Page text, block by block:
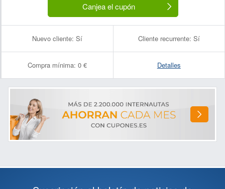
Canjea el cupón
Nuevo cliente: Sí Cliente recurrente: Sí
Compra mínima: 0 € Detalles